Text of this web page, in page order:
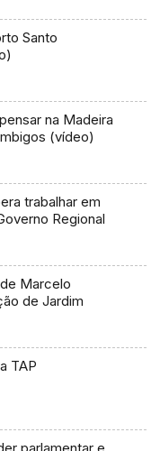
Santo
na Madeira
(vídeo)
trabalhar em
Regional
Marcelo
de Jardim
TAP